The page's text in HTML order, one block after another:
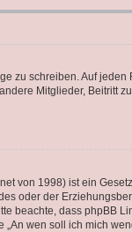
zu schreiben. Auf jeden
Mitglieder, Beitritt
von 1998) ist ein
oder der
beachte, dass phpBB
wen soll ich mich